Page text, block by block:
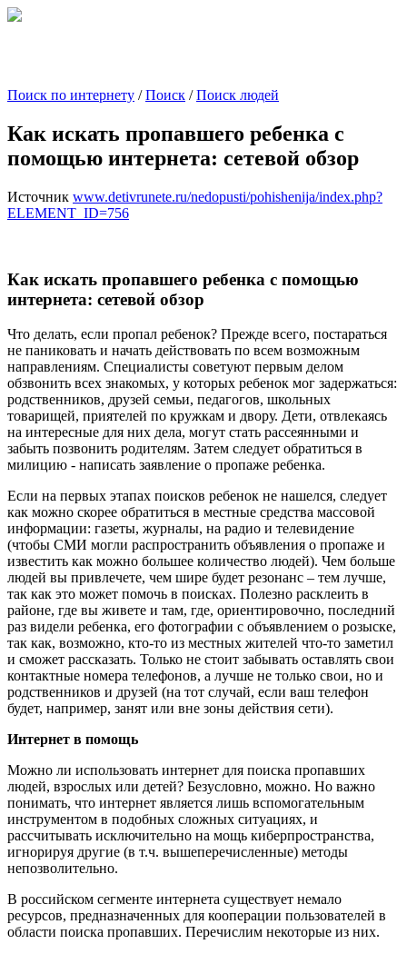
Поиск по интернету /Поиск /Поиск людей
Как искать пропавшего ребенка с
помощью интернета: сетевой обзор
Источник www.detivrunete.ru/nedopusti/pohishenija/index.php?
ELEMENT_ID=756
Как искать пропавшего ребенка с помощью
интернета: сетевой обзор
Что делать, если пропал ребенок? Прежде всего, постараться
не паниковать и начать действовать по всем возможным
направлениям. Специалисты советуют первым делом
обзвонить всех знакомых, у которых ребенок мог задержаться:
родственников, друзей семьи, педагогов, школьных
товарищей, приятелей по кружкам и двору. Дети, отвлекаясь
на интересные для них дела, могут стать рассеянными и
забыть позвонить родителям. Затем следует обратиться в
милицию - написать заявление о пропаже ребенка.
Если на первых этапах поисков ребенок не нашелся, следует
как можно скорее обратиться в местные средства массовой
информации: газеты, журналы, на радио и телевидение
(чтобы СМИ могли распространить объявления о пропаже и
известить как можно большее количество людей). Чем больше
людей вы привлечете, чем шире будет резонанс – тем лучше,
так как это может помочь в поисках. Полезно расклеить в
районе, где вы живете и там, где, ориентировочно, последний
раз видели ребенка, его фотографии с объявлением о розыске,
так как, возможно, кто-то из местных жителей что-то заметил
и сможет рассказать. Только не стоит забывать оставлять свои
контактные номера телефонов, а лучше не только свои, но и
родственников и друзей (на тот случай, если ваш телефон
будет, например, занят или вне зоны действия сети).
Интернет в помощь
Можно ли использовать интернет для поиска пропавших
людей, взрослых или детей? Безусловно, можно. Но важно
понимать, что интернет является лишь вспомогательным
инструментом в подобных сложных ситуациях, и
рассчитывать исключительно на мощь киберпространства,
игнорируя другие (в т.ч. вышеперечисленные) методы
непозволительно.
В российском сегменте интернета существует немало
ресурсов, предназначенных для кооперации пользователей в
области поиска пропавших. Перечислим некоторые из них.